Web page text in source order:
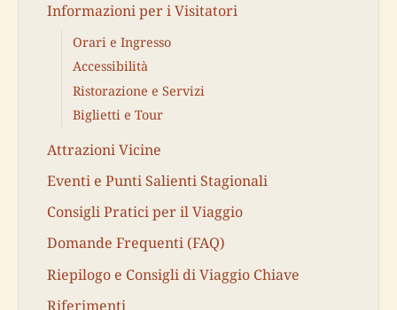
Informazioni per i Visitatori
Orari e Ingresso
Accessibilità
Ristorazione e Servizi
Biglietti e Tour
Attrazioni Vicine
Eventi e Punti Salienti Stagionali
Consigli Pratici per il Viaggio
Domande Frequenti (FAQ)
Riepilogo e Consigli di Viaggio Chiave
Riferimenti